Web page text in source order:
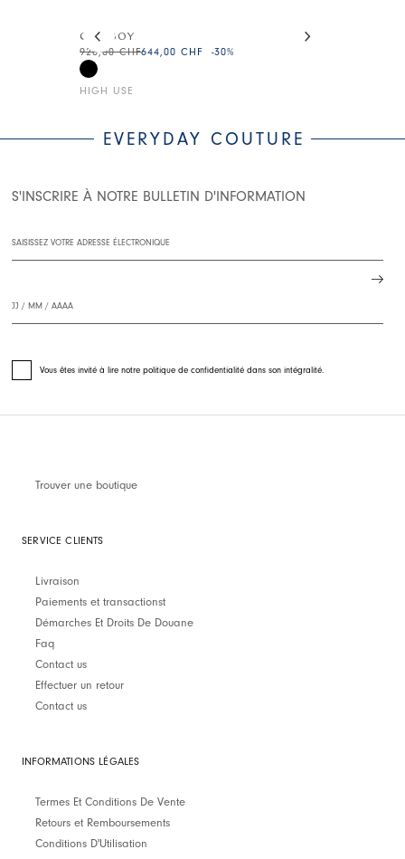
CITY BOY
HIGH USE
920,00 CHF644,00 CHF -30%
EVERYDAY COUTURE
S'INSCRIRE À NOTRE BULLETIN D'INFORMATION
Vous êtes invité à lire notre politique de confidentialité dans son intégralité.
Trouver une boutique
SERVICE CLIENTS
Livraison
Paiements et transactionst
Démarches Et Droits De Douane
Faq
Contact us
Effectuer un retour
Contact us
INFORMATIONS LÉGALES
Termes Et Conditions De Vente
Retours et Remboursements
Conditions D'Utilisation